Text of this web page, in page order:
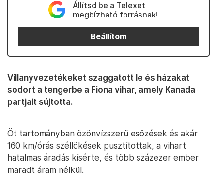
Állítsd be a Telexet
megbízható forrásnak!
Beállítom
Villanyvezetékeket szaggatott le és házakat
sodort a tengerbe a Fiona vihar, amely Kanada
partjait sújtotta.
Öt tartományban özönvízszerű esőzések és akár
160 km/órás széllökések pusztítottak, a vihart
hatalmas áradás kísérte, és több százezer ember
maradt áram nélkül.